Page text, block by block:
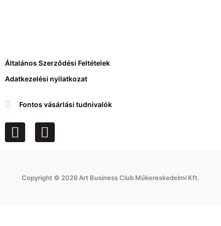
Általános Szerződési Feltételek
Adatkezelési nyilatkozat
Fontos vásárlási tudnivalók
F
a
e
I
n
t
a
Copyright © 2026 Art Business Club Műkereskedelmi Kft.